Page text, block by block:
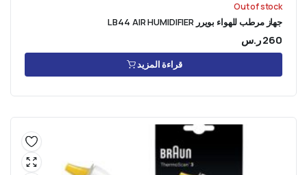
Out of stock
جهاز مرطب للهواء بويرر LB44 AIR HUMIDIFIER
260ر.س
قراءة المزيد